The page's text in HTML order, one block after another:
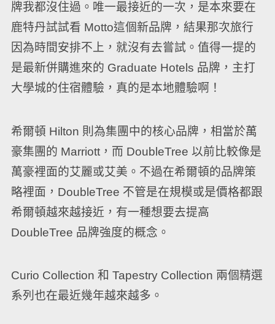
牌我都沒住過。唯一最接近的一次，是本來要在
鹿特丹試試看 Motto這個新品牌，結果那次旅行
因為時間安排不上，就沒有去嘗試。值得一提的
是最新併購進來的 Graduate Hotels 品牌，主打
大學城的住宿體驗，真的是本地體驗啊！
希爾頓 Hilton 則為集團中的核心品牌，相當於萬
豪集團的 Marriott，而 DoubleTree 以前比較像是
萬豪裡面的艾麗或艾美。不過在希爾頓的品牌策
略裡面，DoubleTree 不管是在規模或是價格都跟
希爾頓越來越接近，有一種想要去提高
DoubleTree 品牌強度的概念。
Curio Collection 和 Tapestry Collection 兩個精選
系列也在最近幾年越來越多。